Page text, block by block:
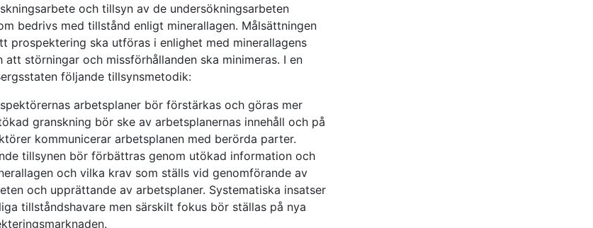
och tillsyn av de undersökningsarbeten
bedrivs med tillstånd enligt minerallagen. Målsättningen
prospektering ska utföras i enlighet med minerallagens
att störningar och missförhållanden ska minimeras. I en
följande tillsynsmetodik:
arbetsplaner bör förstärkas och göras mer
granskning bör ske av arbetsplanernas innehåll och på
kommunicerar arbetsplanen med berörda parter.
tillsynen bör förbättras genom utökad information och
och vilka krav som ställs vid genomförande av
och upprättande av arbetsplaner. Systematiska insatser
tillståndshavare men särskilt fokus bör ställas på nya